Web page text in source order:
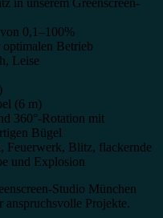
in unserem Greenscreen-
0,1–100%
Betrieb
Leise
(6 m)
360°-Rotation mit
Bügel
Feuerwerk, Blitz, flackernde
und Explosion
Studio München
anspruchsvolle Projekte.